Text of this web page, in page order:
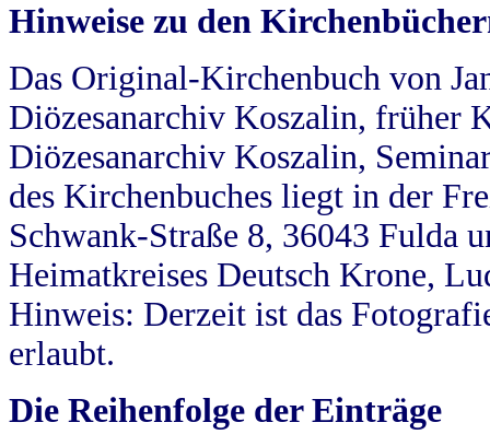
Hinweise zu den
Das Original-Kirchenbuch von
Diözesanarchiv Koszalin, früher
Diözesanarchiv Koszalin,
des Kirchenbuches liegt in der
Schwank-Straße 8, 36043 Fulda
Heimatkreises Deutsch Krone,
Hinweis: Derzeit ist das
erlaubt.
Die Reihenfolge der Einträge